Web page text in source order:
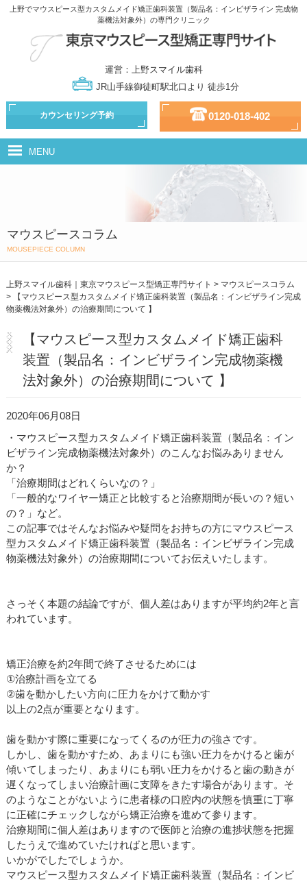
上野でマウスピース型カスタムメイド矯正歯科装置（製品名：インビザライン 完成物
薬機法対象外）の専門クリニック
運営：上野スマイル歯科
JR山手線御徒町駅北口より 徒歩1分
カウンセリング予約 0120-018-402
MENU
マウスピース型カスタムメイド矯正歯科装置（製品名：インビザライン
完成物薬機法対象外）とは
治療の流れ
治療費用
マウスピースコラム
MOUSEPIECE COLUMN
上野スマイル歯科｜東京マウスピース型矯正専門サイト > マウスピースコラム
>
【マウスピース型カスタムメイド矯正歯科装置（製品名：インビザライン完成
物薬機法対象外）の治療期間について 】
【マウスピース型カスタムメイド矯正歯科
装置（製品名：インビザライン完成物薬機
法対象外）の治療期間について 】
2020年06月08日
・マウスピース型カスタムメイド矯正歯科装置（製品名：イン
ビザライン完成物薬機法対象外）のこんなお悩みありません
か？
「治療期間はどれくらいなの？」
「一般的なワイヤー矯正と比較すると治療期間が長いの？短い
の？」など。
この記事ではそんなお悩みや疑問をお持ちの方にマウスピース
型カスタムメイド矯正歯科装置（製品名：インビザライン完成
物薬機法対象外）の治療期間についてお伝えいたします。
さっそく本題の結論ですが、個人差はありますが平均約2年と言
われています。
矯正治療を約2年間で終了させるためには
①治療計画を立てる
②歯を動かしたい方向に圧力をかけて動かす
以上の2点が重要となります。
歯を動かす際に重要になってくるのが圧力の強さです。
しかし、歯を動かすため、あまりにも強い圧力をかけると歯が
傾いてしまったり、あまりにも弱い圧力をかけると歯の動きが
遅くなってしまい治療計画に支障をきたす場合があります。そ
のようなことがないように患者様の口腔内の状態を慎重に丁寧
に正確にチェックしながら矯正治療を進めて参ります。
治療期間に個人差はありますので医師と治療の進捗状態を把握
したうえで進めていたければと思います。
いかがでしたでしょうか。
マウスピース型カスタムメイド矯正歯科装置（製品名：インビ